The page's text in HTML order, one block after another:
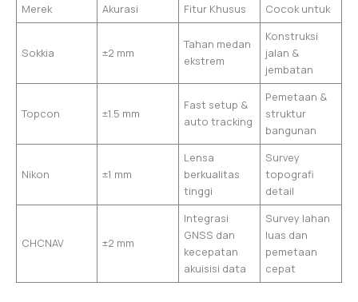
Merek Akurasi Fitur Khusus Cocok untuk
Sokkia ±2 mm
Tahan medan
ekstrem
Konstruksi
jalan &
jembatan
Topcon ±1.5 mm
Fast setup &
auto tracking
Pemetaan &
struktur
bangunan
Nikon ±1 mm
Lensa
berkualitas
tinggi
Survey
topografi
detail
CHCNAV ±2 mm
Integrasi
GNSS dan
kecepatan
akuisisi data
Survey lahan
luas dan
pemetaan
cepat